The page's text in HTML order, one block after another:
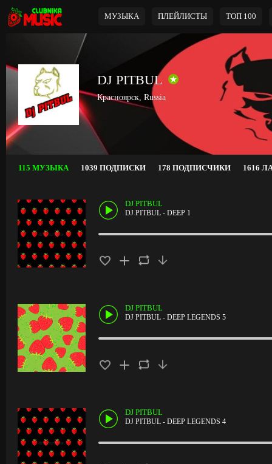
МУЗЫКА ПЛЕЙЛИСТЫ ТОП 100
DJ PITBUL
Красноярск, Russia
115 МУЗЫКА 1039 ПОДПИСКИ 178 ПОДПИСЧИКИ 1616
DJ PITBUL
DJ PITBUL - DEEP 1
DJ PITBUL
DJ PITBUL - DEEP LEGENDS 5
DJ PITBUL
DJ PITBUL - DEEP LEGENDS 4